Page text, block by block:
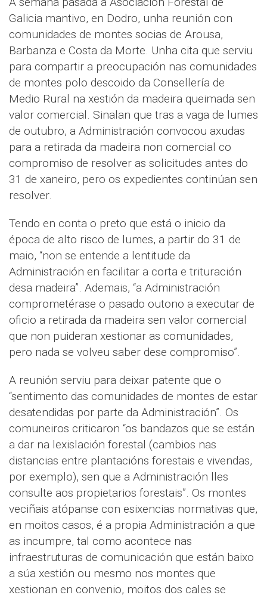
Galicia mantivo, en Dodro, unha reunión con
comunidades de montes socias de Arousa,
Barbanza e Costa da Morte. Unha cita que serviu
para compartir a preocupación nas comunidades
de montes polo descoido da Consellería de
Medio Rural na xestión da madeira queimada sen
valor comercial. Sinalan que tras a vaga de lumes
de outubro, a Administración convocou axudas
para a retirada da madeira non comercial co
compromiso de resolver as solicitudes antes do
31 de xaneiro, pero os expedientes continúan sen
resolver.
Tendo en conta o preto que está o inicio da
época de alto risco de lumes, a partir do 31 de
maio, “non se entende a lentitude da
Administración en facilitar a corta e trituración
desa madeira”. Ademais, “a Administración
comprometérase o pasado outono a executar de
oficio a retirada da madeira sen valor comercial
que non puideran xestionar as comunidades,
pero nada se volveu saber dese compromiso”.
A reunión serviu para deixar patente que o
“sentimento das comunidades de montes de estar
desatendidas por parte da Administración”. Os
comuneiros criticaron “os bandazos que se están
a dar na lexislación forestal (cambios nas
distancias entre plantacións forestais e vivendas,
por exemplo), sen que a Administración lles
consulte aos propietarios forestais”. Os montes
veciñais atópanse con esixencias normativas que,
en moitos casos, é a propia Administración a que
as incumpre, tal como acontece nas
infraestruturas de comunicación que están baixo
a súa xestión ou mesmo nos montes que
xestionan en convenio, moitos dos cales se